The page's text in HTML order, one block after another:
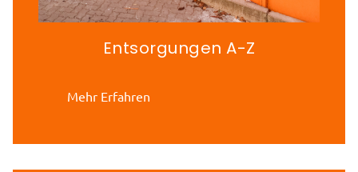
Entsorgungen A-Z
Mehr Erfahren